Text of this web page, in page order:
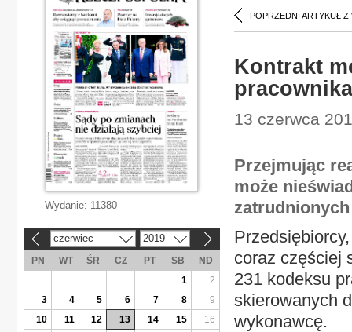
POPRZEDNI ARTYKUŁ Z
Kontrakt
13 czerwca
Przejmując
może
coraz częściej
231 kodeksu
skierowanych
wykonawcę.
Wydanie: 11380
czerwiec 2019
PN WT ŚR CZ PT SB
ND
1
2
3
4 5 6 7 8
9
10
11 12 13 14 15
16